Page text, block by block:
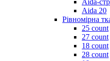
Aida 20
Рівномірна
25 count
27 count
18 count
28 count